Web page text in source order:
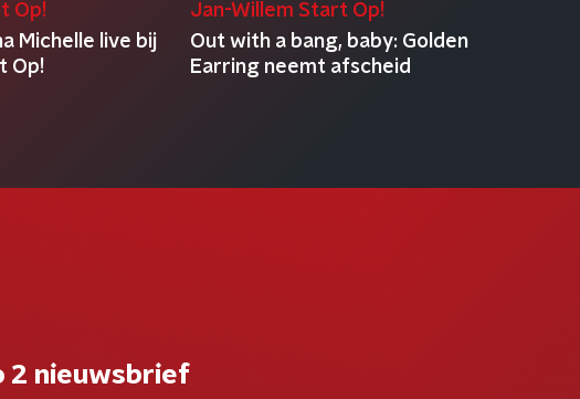
Op!
Michelle live bij
Op!
Jan-Willem Start Op!
Out with a bang, baby: Golden
Earring neemt afscheid
2 nieuwsbrief